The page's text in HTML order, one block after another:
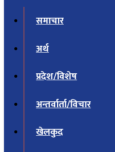
समाचार
अर्थ
प्रदेश/विशेष
अन्तर्वार्ता/विचार
खेलकुद